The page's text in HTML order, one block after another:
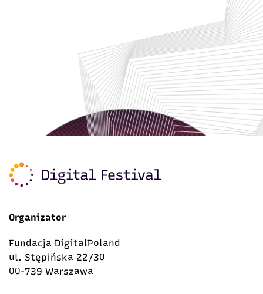
Organizator
Fundacja DigitalPoland
ul. Stępińska 22/30
00-739 Warszawa